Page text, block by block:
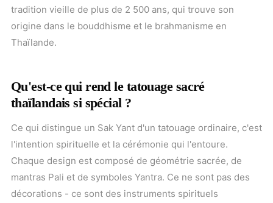
tradition vieille de plus de 2 500 ans, qui trouve son
origine dans le bouddhisme et le brahmanisme en
Thaïlande.
Qu'est-ce qui rend le tatouage sacré
thaïlandais si spécial ?
Ce qui distingue un Sak Yant d'un tatouage ordinaire, c'est
l'intention spirituelle et la cérémonie qui l'entoure.
Chaque design est composé de géométrie sacrée, de
mantras Pali et de symboles Yantra. Ce ne sont pas des
décorations - ce sont des instruments spirituels